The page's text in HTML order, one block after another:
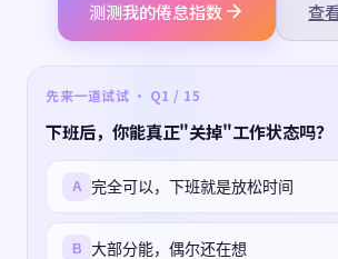
测测我的倦怠指数 查
先来一道试试 · Q1 / 15
下班后，你能真正"关掉"工作状态吗？
A 完全可以，下班就是放松时间
B 大部分能，偶尔还在想